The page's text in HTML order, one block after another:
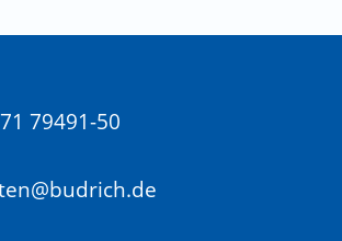
79491-50